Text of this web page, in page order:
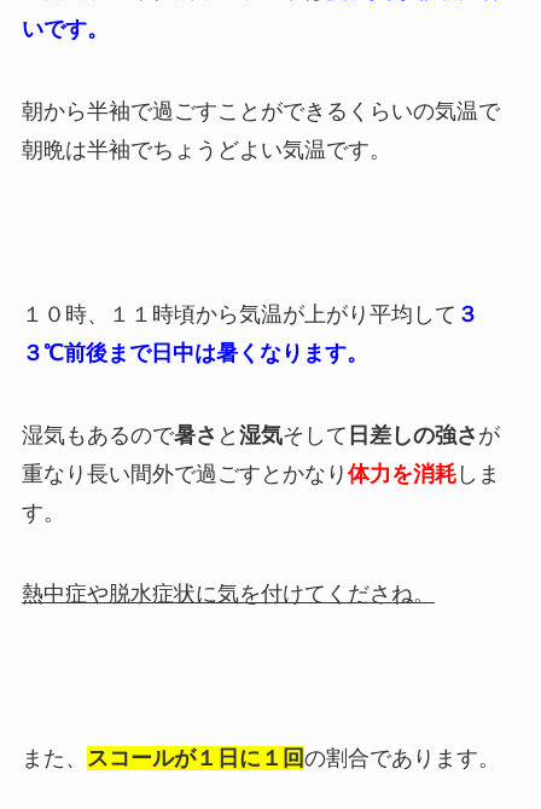
いです。
朝から半袖で過ごすことができるくらいの気温で
朝晩は半袖でちょうどよい気温です。
１０時、１１時頃から気温が上がり平均して ３
３℃前後まで日中は暑くなります。
湿気もあるので暑さ と 湿気そして 日差しの強さ が
重なり長い間外で過ごすとかなり 体力を消耗しま
す。
熱中症や脱水症状に気を付けてくださね。
また、 スコールが１日に１回の割合であります。